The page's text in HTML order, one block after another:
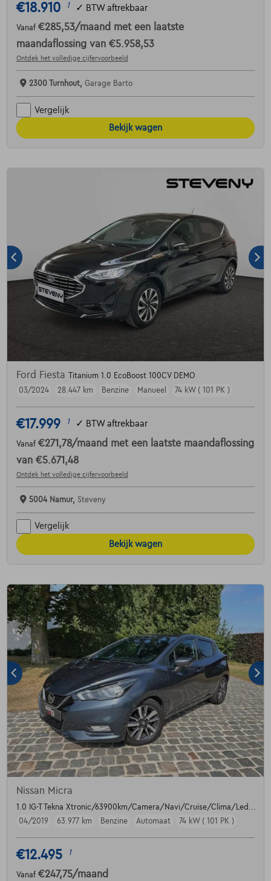
€18.910 1 ✓ BTW aftrekbaar
Vanaf €285,53/maand met een laatste
maandaflossing van €5.958,53
Ontdek het volledige cijfervoorbeeld
2300 Turnhout, Garage Barto
Vergelijk
Bekijk wagen
Ford Fiesta Titanium 1.0 EcoBoost 100CV DEMO
03/2024
28.447 km Benzine Manueel 74 kW ( 101 PK )
€17.999 1 ✓ BTW aftrekbaar
Vanaf €271,78/maand met een laatste maandaflossing
van €5.671,48
Ontdek het volledige cijfervoorbeeld
5004 Namur, Steveny
Vergelijk
Bekijk wagen
Nissan Micra
1.0 IG-T Tekna Xtronic/63900km/Camera/Navi/Cruise/Clima/Led...
04/2019
63.977 km Benzine Automaat 74 kW ( 101 PK )
€12.495 1
Vanaf €247,75/maand